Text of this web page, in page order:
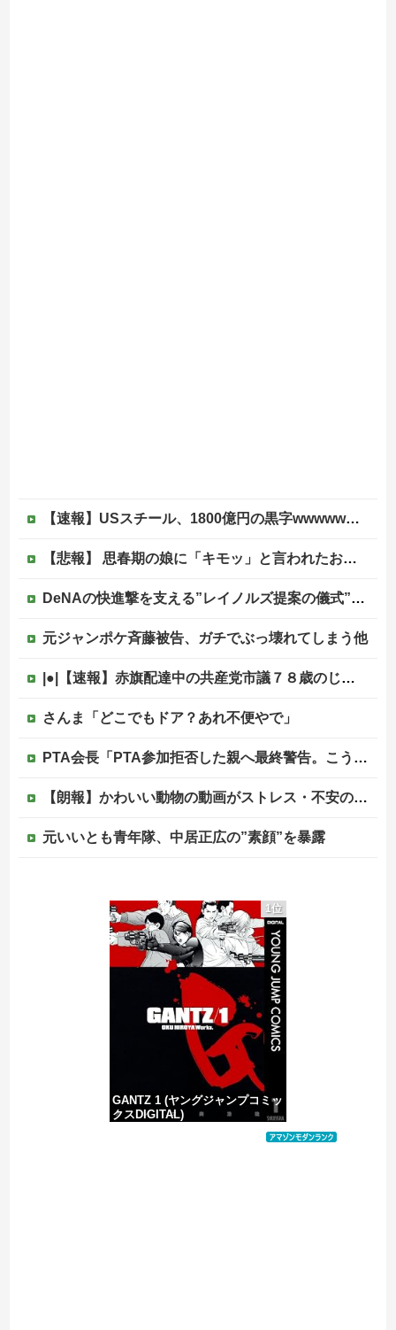
【速報】USスチール、1800億円の黒字wwwwwwwwwwwwwwwwwwwwwwww
【悲報】 思春期の娘に「キモッ」と言われたお父さん、グレるｗｗｗｗｗｗｗ
DeNAの快進撃を支える”レイノルズ提案の儀式” 決勝2ランの宮下が明かす「儀式を始めてから、チームが一つになっている」
元ジャンポケ斉藤被告、ガチでぶっ壊れてしまう他
|●|【速報】赤旗配達中の共産党市議７８歳のじいさん、左に寄りすぎたか車で民家当て逃げ
さんま「どこでもドア？あれ不便やで」
PTA会長「PTA参加拒否した親へ最終警告。こうなってもいい？」
【朗報】かわいい動物の動画がストレス・不安の軽減になる可能性。英大学の研究で実証
元いいとも青年隊、中居正広の”素顔”を暴露
韓国人「英メディアや海外各社も一斉に韓国サッカー協会を巡る過去の不祥事を報道！」→「国際的な信用失墜の危機‥」
【赤っ恥】「航空機事故で『搭乗者に日本人は居ない』という発表は嫌い。人間として同じ価値だと思う」→ツッコミ殺到も「自分が気に入らないと思った」と...
この中国人親子やばすぎる。日本で窃盗
1位
GANTZ 1 (ヤングジャンプコミッ
クスDIGITAL)
価格：¥100